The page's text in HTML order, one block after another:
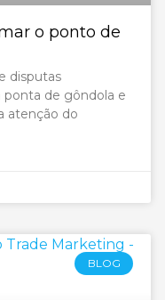
o ponto de
disputas
ponta de gôndola e
atenção do
BLOG